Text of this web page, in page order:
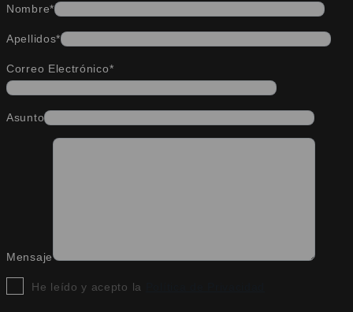
Nombre*
Apellidos*
Correo Electrónico*
Asunto
Mensaje
He leído y acepto la